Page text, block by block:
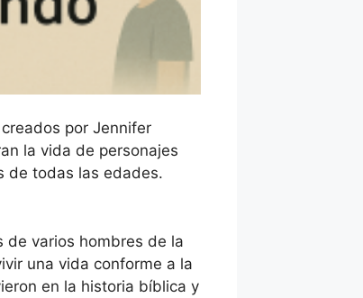
por Jennifer
la vida de personajes
de todas las edades.
de varios hombres de la
una vida conforme a la
en la historia bíblica y